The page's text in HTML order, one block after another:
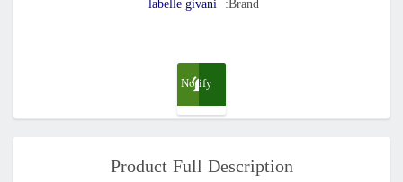
Brand:
labelle givani
Notify
when
Product Full Description